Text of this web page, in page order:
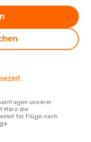
März die
für Flüge nach